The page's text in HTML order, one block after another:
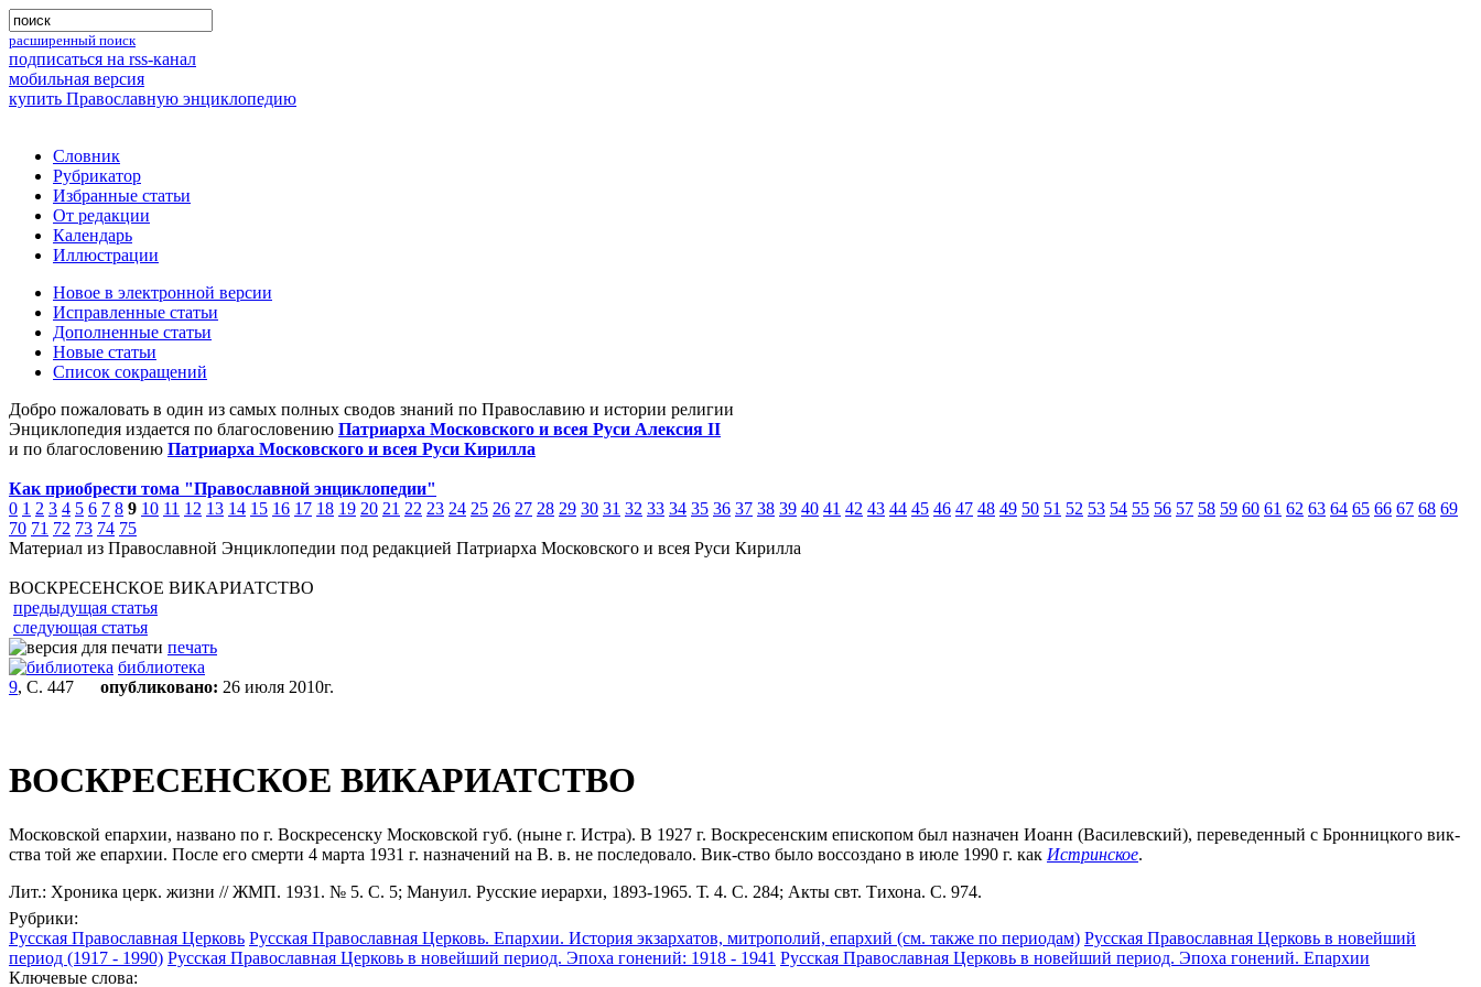
расширенный поиск
подписаться на rss-канал
мобильная версия
купить Православную энциклопедию
Словник
Рубрикатор
Избранные статьи
От редакции
Календарь
Иллюстрации
Новое в электронной версии
Исправленные статьи
Дополненные статьи
Новые статьи
Список сокращений
Добро пожаловать в один из самых полных сводов знаний по Православию и истории религии
Энциклопедия издается по благословению Патриарха Московского и всея Руси Алексия II
и по благословению Патриарха Московского и всея Руси Кирилла
Как приобрести тома "Православной энциклопедии"
0 1 2 3 4 5 6 7 8 9 10 11 12 13 14 15 16 17 18 19 20 21 22 23 24 25 26 27 28 29 30 31 32 33 34 35 36 37 38 39 40 41 42 43 44 45 46 47 48 49 50 51 52 53 54 55 56 57 58 59 60 61 62 63 64 65 66 67 68 69
70 71 72 73 74 75
Материал из Православной Энциклопедии под редакцией Патриарха Московского и всея Руси Кирилла
ВОСКРЕСЕНСКОЕ ВИКАРИАТСТВО
предыдущая статья
следующая статья
печать
библиотека
9, С. 447 опубликовано: 26 июля 2010г.
ВОСКРЕСЕНСКОЕ ВИКАРИАТСТВО
Московской епархии, названо по г. Воскресенску Московской губ. (ныне г. Истра). В 1927 г. Воскресенским епископом был назначен Иоанн (Василевский), переведенный с Бронницкого вик-
ства той же епархии. После его смерти 4 марта 1931 г. назначений на В. в. не последовало. Вик-ство было воссоздано в июле 1990 г. как Истринское.
Лит.: Хроника церк. жизни // ЖМП. 1931. № 5. С. 5; Мануил. Русские иерархи, 1893-1965. Т. 4. С. 284; Акты свт. Тихона. С. 974.
Рубрики:
Русская Православная Церковь Русская Православная Церковь. Епархии. История экзархатов, митрополий, епархий (см. также по периодам) Русская Православная Церковь в новейший
период (1917 - 1990) Русская Православная Церковь в новейший период. Эпоха гонений: 1918 - 1941 Русская Православная Церковь в новейший период. Эпоха гонений. Епархии
Ключевые слова: